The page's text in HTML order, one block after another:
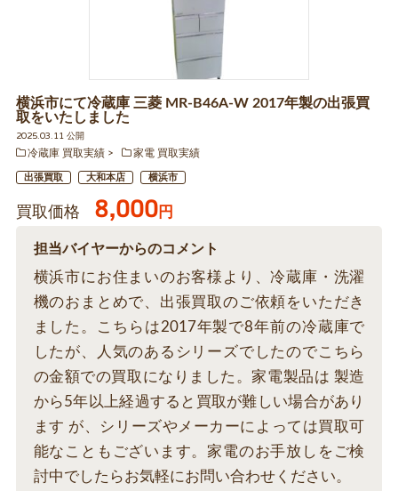
横浜市にて冷蔵庫 三菱 MR-B46A-W 2017年製の出張買
取をいたしました
2025.03.11 公開
冷蔵庫 買取実績
家電 買取実績
出張買取 大和本店 横浜市
買取価格 8,000円
担当バイヤーからのコメント
横浜市にお住まいのお客様より、冷蔵庫・洗濯
機のおまとめで、出張買取のご依頼をいただき
ました。こちらは2017年製で8年前の冷蔵庫で
したが、人気のあるシリーズでしたのでこちら
の金額での買取になりました。家電製品は 製造
から5年以上経過すると買取が難しい場合があり
ます が、シリーズやメーカーによっては買取可
能なこともございます。家電のお手放しをご検
討中でしたらお気軽にお問い合わせください。